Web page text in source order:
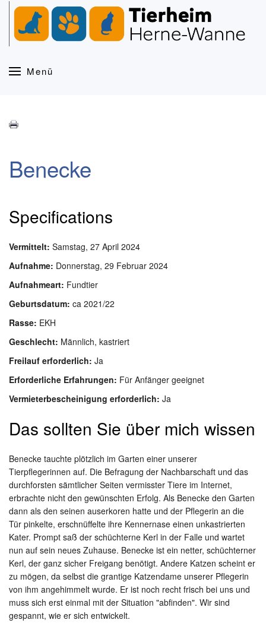
Zum Hauptinhalt springen
Menü
Benecke
Specifications
Vermittelt: Samstag, 27 April 2024
Aufnahme: Donnerstag, 29 Februar 2024
Aufnahmeart: Fundtier
Geburtsdatum: ca 2021/22
Rasse: EKH
Geschlecht: Männlich, kastriert
Freilauf erforderlich: Ja
Erforderliche Erfahrungen: Für Anfänger geeignet
Vermieterbescheinigung erforderlich: Ja
Das sollten Sie über mich wissen
Benecke tauchte plötzlich im Garten einer unserer
Tierpflegerinnen auf. Die Befragung der Nachbarschaft und das
durchforsten sämtlicher Seiten vermisster Tiere im Internet,
erbrachte nicht den gewünschten Erfolg. Als Benecke den Garten
dann als den seinen auserkoren hatte und der Pflegerin an die
Tür pinkelte, erschnüffelte ihre Kennernase einen unkastrierten
Kater. Prompt saß der schüchterne Kerl in der Falle und wartet
nun auf sein neues Zuhause. Benecke ist ein netter, schüchterner
Kerl, der ganz sicher Freigang benötigt. Andere Katzen scheint er
zu mögen, da selbst die grantige Katzendame unserer Pflegerin
von ihm angehimmelt wurde. Er ist noch recht frisch bei uns und
muss sich erst einmal mit der Situation "abfinden". Wir sind
gespannt, wie er sich entwickelt.